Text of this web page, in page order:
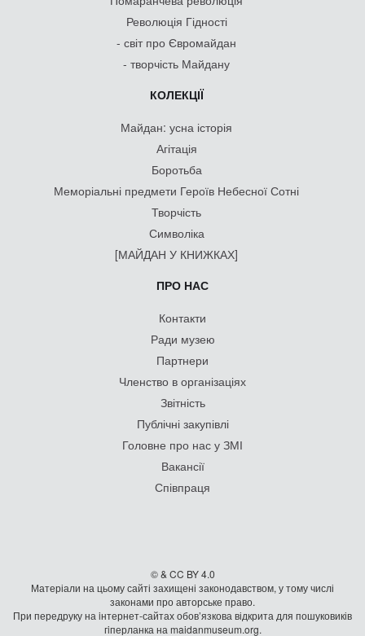
Революція Гідності
- світ про Євромайдан
- творчість Майдану
КОЛЕКЦІЇ
Майдан: усна історія
Агітація
Боротьба
Меморіальні предмети Героїв Небесної Сотні
Творчість
Символіка
[МАЙДАН У КНИЖКАХ]
ПРО НАС
Контакти
Ради музею
Партнери
Членство в організаціях
Звітність
Публічні закупівлі
Головне про нас у ЗМІ
Вакансії
Співпраця
© & CC BY 4.0
Матеріали на цьому сайті захищені законодавством, у тому числі
законами про авторське право.
При передруку на iнтернет-сайтах обов’язкова відкрита для пошуковиків
гiперланка на maidanmuseum.org.